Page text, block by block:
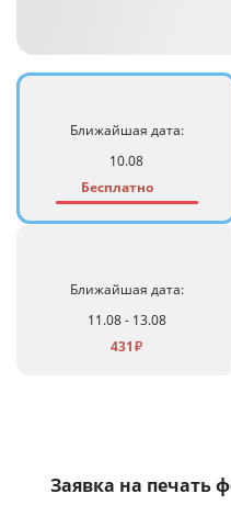
Ближайшая дата:
10.08
Бесплатно
Ближайшая дата:
11.08 - 13.08
431 ₽
Заявка на печать